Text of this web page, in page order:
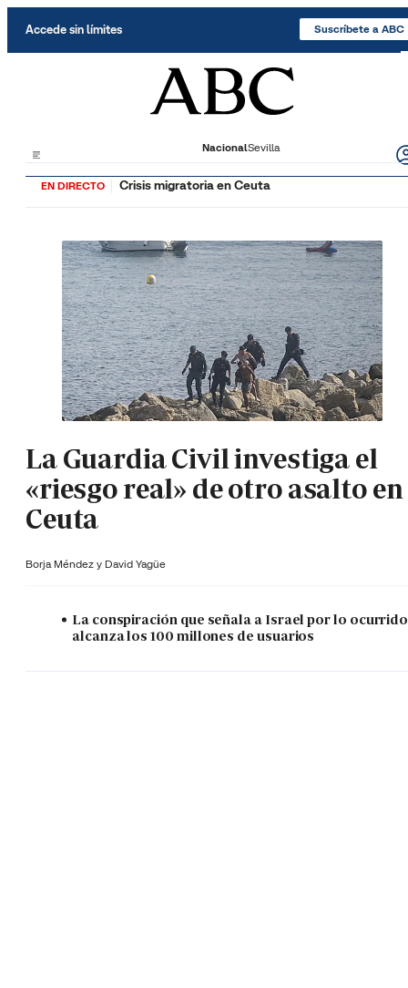
Accede sin límites Suscríbete a ABC
NacionalSevilla
EN DIRECTO Crisis migratoria en Ceuta
La Guardia Civil investiga el
«riesgo real» de otro asalto en
Ceuta
Borja Méndez y David Yagüe
La conspiración que señala a Israel por lo ocurrido
alcanza los 100 millones de usuarios